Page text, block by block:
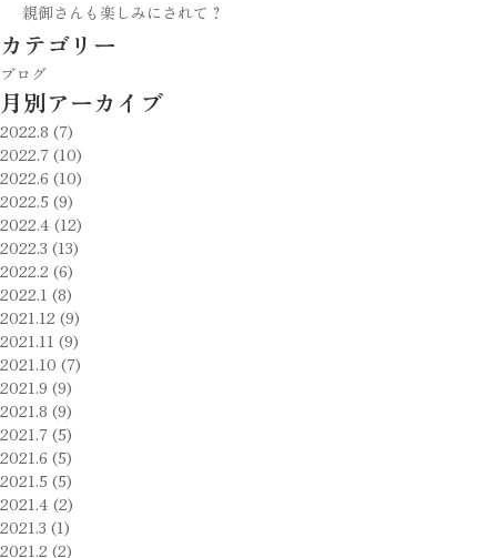
確
率
は
明
日
か
も
は
親御さんも楽しみにされて？
カテゴリー
ブログ
月別アーカイブ
2022.8 (7)
2022.7 (10)
2022.6 (10)
2022.5 (9)
2022.4 (12)
2022.3 (13)
2022.2 (6)
2022.1 (8)
2021.12 (9)
2021.11 (9)
2021.10 (7)
2021.9 (9)
2021.8 (9)
2021.7 (5)
2021.6 (5)
2021.5 (5)
2021.4 (2)
2021.3 (1)
2021.2 (2)